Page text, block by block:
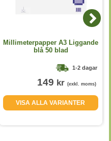
Millimeterpapper A3 Liggande
blå 50 blad
1-2 dagar
149 kr (exkl. moms)
VISA ALLA VARIANTER